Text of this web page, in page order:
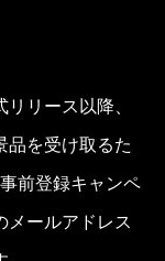
リース以降、
品を受け取るた
前登録キャンペ
メールアドレス